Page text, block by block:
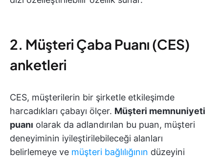
2. Müşteri Çaba Puanı (CES)
anketleri
CES, müşterilerin bir şirketle etkileşimde
harcadıkları çabayı ölçer. Müşteri memnuniyeti
puanı olarak da adlandırılan bu puan, müşteri
deneyiminin iyileştirilebileceği alanları
belirlemeye ve müşteri bağlılığının düzeyini